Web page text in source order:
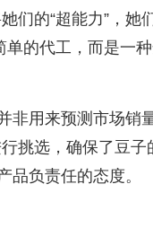
的“超能力”，她
的代工，而是一种
非用来预测市场
挑选，确保了豆
品负责任的态度。